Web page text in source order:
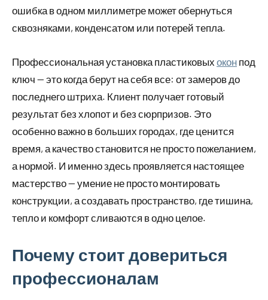
ошибка в одном миллиметре может обернуться
сквозняками, конденсатом или потерей тепла.
Профессиональная установка пластиковых окон под
ключ — это когда берут на себя все: от замеров до
последнего штриха. Клиент получает готовый
результат без хлопот и без сюрпризов. Это
особенно важно в больших городах, где ценится
время, а качество становится не просто пожеланием,
а нормой. И именно здесь проявляется настоящее
мастерство — умение не просто монтировать
конструкции, а создавать пространство, где тишина,
тепло и комфорт сливаются в одно целое.
Почему стоит довериться
профессионалам